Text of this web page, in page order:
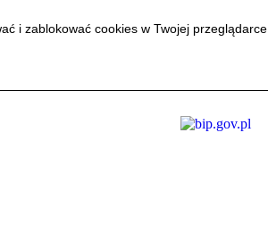
i zablokować cookies w Twojej przeglądarce.